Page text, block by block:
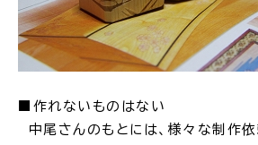
■作れないものはない
中尾さんのもとには、様々な制作依